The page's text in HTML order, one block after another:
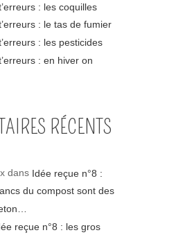
: les coquilles
: le tas de fumier
: les pesticides
: en hiver on
RÉCENTS
dans Idée reçue n°8 :
du compost sont des
reçue n°8 : les gros